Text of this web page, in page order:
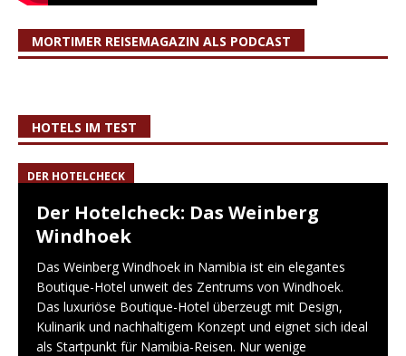
MORTIMER REISEMAGAZIN ALS PODCAST
HOTELS IM TEST
DER HOTELCHECK
Der Hotelcheck: Das Weinberg
Windhoek
Das Weinberg Windhoek in Namibia ist ein elegantes
Boutique-Hotel unweit des Zentrums von Windhoek.
Das luxuriöse Boutique-Hotel überzeugt mit Design,
Kulinarik und nachhaltigem Konzept und eignet sich ideal
als Startpunkt für Namibia-Reisen. Nur wenige